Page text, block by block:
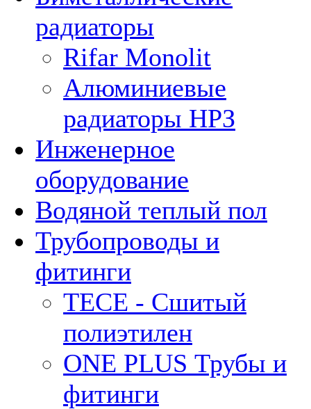
радиаторы
Rifar Monolit
Алюминиевые
радиаторы НРЗ
Инженерное
оборудование
Водяной теплый пол
Трубопроводы и
фитинги
ТЕСЕ - Сшитый
полиэтилен
ONE PLUS Трубы и
фитинги